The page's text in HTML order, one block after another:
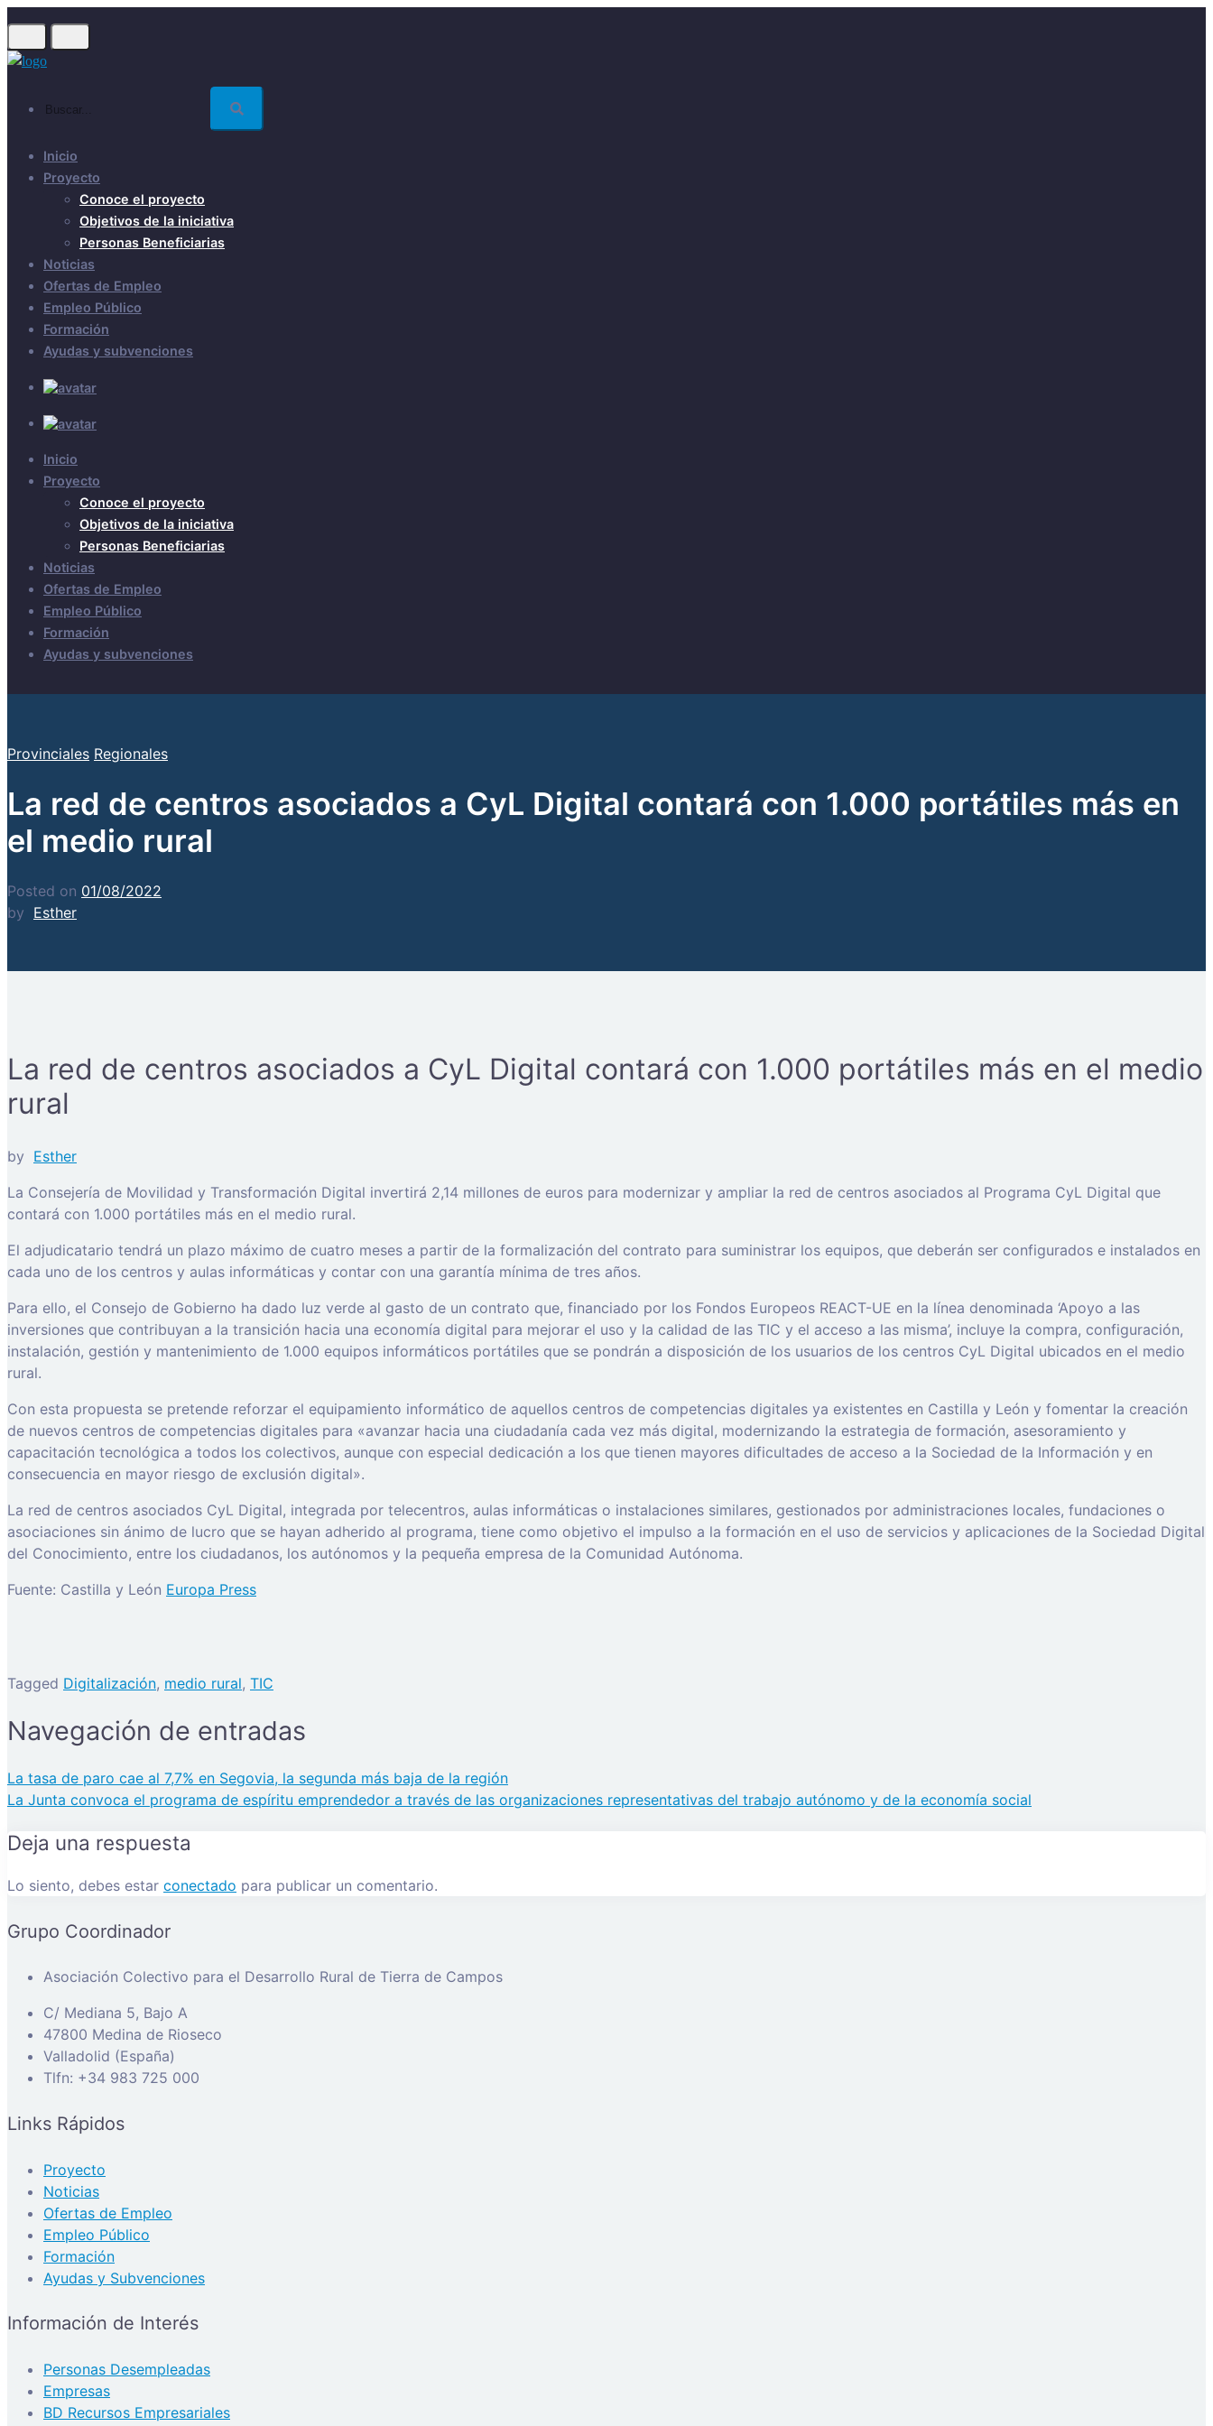
main
Inicio
Proyecto
Conoce el proyecto
Objetivos de la iniciativa
Personas Beneficiarias
Noticias
Ofertas de Empleo
Empleo Público
Formación
Ayudas y subvenciones
Inicio
Proyecto
Conoce el proyecto
Objetivos de la iniciativa
Personas Beneficiarias
Noticias
Ofertas de Empleo
Empleo Público
Formación
Ayudas y subvenciones
Provinciales Regionales
La red de centros asociados a CyL Digital contará con 1.000 portátiles más en
el medio rural
Posted on 01/08/2022
by Esther
La red de centros asociados a CyL Digital contará con 1.000 portátiles más en el medio
rural
by Esther
La Consejería de Movilidad y Transformación Digital invertirá 2,14 millones de euros para modernizar y ampliar la red de centros asociados al Programa CyL Digital que
contará con 1.000 portátiles más en el medio rural.
El adjudicatario tendrá un plazo máximo de cuatro meses a partir de la formalización del contrato para suministrar los equipos, que deberán ser configurados e instalados en
cada uno de los centros y aulas informáticas y contar con una garantía mínima de tres años.
Para ello, el Consejo de Gobierno ha dado luz verde al gasto de un contrato que, financiado por los Fondos Europeos REACT-UE en la línea denominada ‘Apoyo a las
inversiones que contribuyan a la transición hacia una economía digital para mejorar el uso y la calidad de las TIC y el acceso a las misma’, incluye la compra, configuración,
instalación, gestión y mantenimiento de 1.000 equipos informáticos portátiles que se pondrán a disposición de los usuarios de los centros CyL Digital ubicados en el medio
rural.
Con esta propuesta se pretende reforzar el equipamiento informático de aquellos centros de competencias digitales ya existentes en Castilla y León y fomentar la creación
de nuevos centros de competencias digitales para «avanzar hacia una ciudadanía cada vez más digital, modernizando la estrategia de formación, asesoramiento y
capacitación tecnológica a todos los colectivos, aunque con especial dedicación a los que tienen mayores dificultades de acceso a la Sociedad de la Información y en
consecuencia en mayor riesgo de exclusión digital».
La red de centros asociados CyL Digital, integrada por telecentros, aulas informáticas o instalaciones similares, gestionados por administraciones locales, fundaciones o
asociaciones sin ánimo de lucro que se hayan adherido al programa, tiene como objetivo el impulso a la formación en el uso de servicios y aplicaciones de la Sociedad Digital
del Conocimiento, entre los ciudadanos, los autónomos y la pequeña empresa de la Comunidad Autónoma.
Fuente: Castilla y León Europa Press
Tagged Digitalización, medio rural, TIC
Navegación de entradas
La tasa de paro cae al 7,7% en Segovia, la segunda más baja de la región
La Junta convoca el programa de espíritu emprendedor a través de las organizaciones representativas del trabajo autónomo y de la economía social
Deja una respuesta
Lo siento, debes estar conectado para publicar un comentario.
Grupo Coordinador
Asociación Colectivo para el Desarrollo Rural de Tierra de Campos
C/ Mediana 5, Bajo A
47800 Medina de Rioseco
Valladolid (España)
Tlfn: +34 983 725 000
Links Rápidos
Proyecto
Noticias
Ofertas de Empleo
Empleo Público
Formación
Ayudas y Subvenciones
Información de Interés
Personas Desempleadas
Empresas
BD Recursos Empresariales